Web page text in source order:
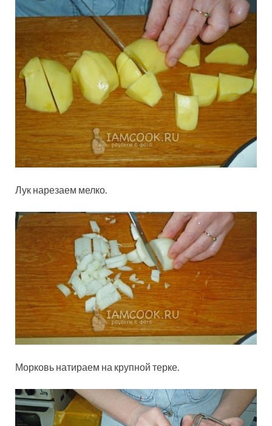
Лук нарезаем мелко.
Морковь натираем на крупной терке.